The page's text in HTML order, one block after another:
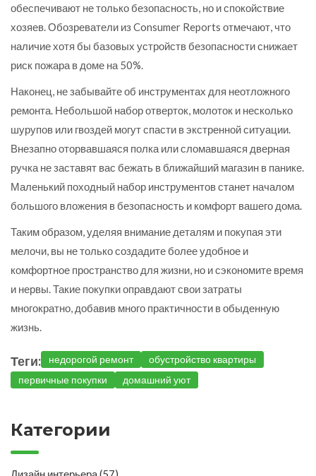
обеспечивают не только безопасность, но и спокойствие
хозяев. Обозреватели из Consumer Reports отмечают, что
наличие хотя бы базовых устройств безопасности снижает
риск пожара в доме на 50%.
Наконец, не забывайте об инструментах для неотложного
ремонта. Небольшой набор отверток, молоток и несколько
шурупов или гвоздей могут спасти в экстренной ситуации.
Внезапно оторвавшаяся полка или сломавшаяся дверная
ручка не заставят вас бежать в ближайший магазин в панике.
Маленький походный набор инструментов станет началом
большого вложения в безопасность и комфорт вашего дома.
Таким образом, уделяя внимание деталям и покупая эти
мелочи, вы не только создадите более удобное и
комфортное пространство для жизни, но и сэкономите время
и нервы. Такие покупки оправдают свои затраты
многократно, добавив много практичности в обыденную
жизнь.
Теги: недорогой ремонт
обустройство квартиры
первичные покупки
домашний уют
Категории